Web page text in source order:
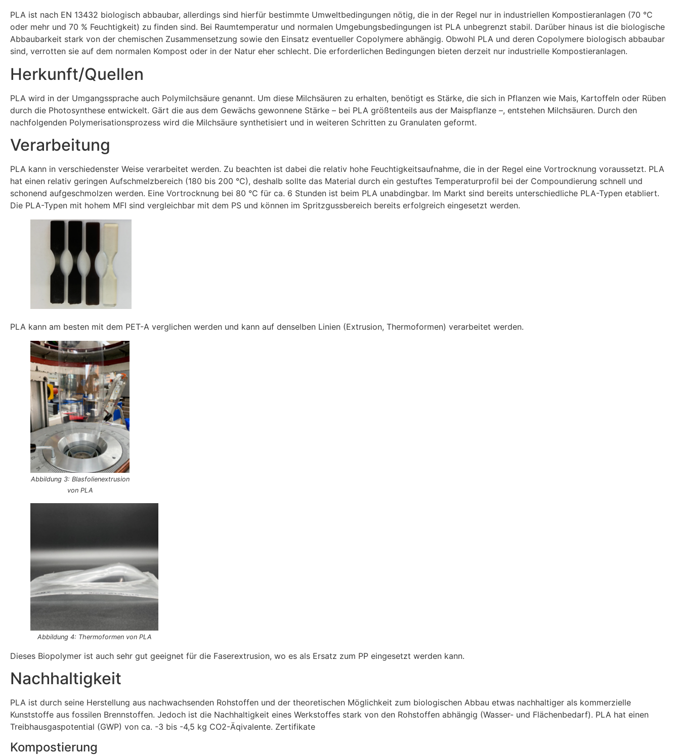
PLA ist nach EN 13432 biologisch abbaubar, allerdings sind hierfür bestimmte Umweltbedingungen nötig, die in der Regel nur in industriellen Kompostieranlagen (70 °C
oder mehr und 70 % Feuchtigkeit) zu finden sind. Bei Raumtemperatur und normalen Umgebungsbedingungen ist PLA unbegrenzt stabil. Darüber hinaus ist die biologische
Abbaubarkeit stark von der chemischen Zusammensetzung sowie den Einsatz eventueller Copolymere abhängig. Obwohl PLA und deren Copolymere biologisch abbaubar
sind, verrotten sie auf dem normalen Kompost oder in der Natur eher schlecht. Die erforderlichen Bedingungen bieten derzeit nur industrielle Kompostieranlagen.
Herkunft/Quellen
PLA wird in der Umgangssprache auch Polymilchsäure genannt. Um diese Milchsäuren zu erhalten, benötigt es Stärke, die sich in Pflanzen wie Mais, Kartoffeln oder Rüben
durch die Photosynthese entwickelt. Gärt die aus dem Gewächs gewonnene Stärke – bei PLA größtenteils aus der Maispflanze –, entstehen Milchsäuren. Durch den
nachfolgenden Polymerisationsprozess wird die Milchsäure synthetisiert und in weiteren Schritten zu Granulaten geformt.
Verarbeitung
PLA kann in verschiedenster Weise verarbeitet werden. Zu beachten ist dabei die relativ hohe Feuchtigkeitsaufnahme, die in der Regel eine Vortrocknung voraussetzt. PLA
hat einen relativ geringen Aufschmelzbereich (180 bis 200 °C), deshalb sollte das Material durch ein gestuftes Temperaturprofil bei der Compoundierung schnell und
schonend aufgeschmolzen werden. Eine Vortrocknung bei 80 °C für ca. 6 Stunden ist beim PLA unabdingbar. Im Markt sind bereits unterschiedliche PLA-Typen etabliert.
Die PLA-Typen mit hohem MFI sind vergleichbar mit dem PS und können im Spritzgussbereich bereits erfolgreich eingesetzt werden.
PLA kann am besten mit dem PET-A verglichen werden und kann auf denselben Linien (Extrusion, Thermoformen) verarbeitet werden.
Abbildung 3: Blasfolienextrusion
von PLA
Abbildung 4: Thermoformen von PLA
Dieses Biopolymer ist auch sehr gut geeignet für die Faserextrusion, wo es als Ersatz zum PP eingesetzt werden kann.
Nachhaltigkeit
PLA ist durch seine Herstellung aus nachwachsenden Rohstoffen und der theoretischen Möglichkeit zum biologischen Abbau etwas nachhaltiger als kommerzielle
Kunststoffe aus fossilen Brennstoffen. Jedoch ist die Nachhaltigkeit eines Werkstoffes stark von den Rohstoffen abhängig (Wasser- und Flächenbedarf). PLA hat einen
Treibhausgaspotential (GWP) von ca. -3 bis -4,5 kg CO2-Äqivalente. Zertifikate
Kompostierung